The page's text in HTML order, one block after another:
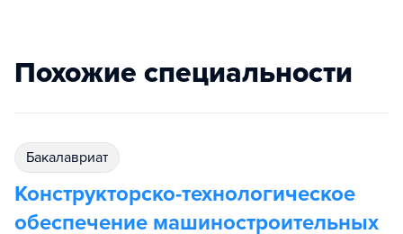
Похожие специальности
бакалавриат
Конструкторско-технологическое
обеспечение машиностроительных